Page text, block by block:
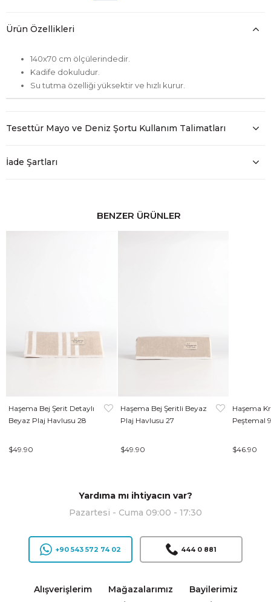
Ürün Özellikleri
140x70 cm ölçülerindedir.
Kadife dokuludur.
Su tutma özelliği yüksektir ve hızlı kurur.
Tesettür Mayo ve Deniz Şortu Kullanım Talimatları
İade Şartları
BENZER ÜRÜNLER
Haşema Bej Şerit Detaylı
Beyaz Plaj Havlusu 28
$49.90
Haşema Bej Şeritli Beyaz
Plaj Havlusu 27
$49.90
Haşema
Peştemal
$46.90
Yardıma mı ihtiyacın var?
Pazartesi - Cuma 09:00 - 17:30
+90 543 572 74 02 444 0 881
Alışverişlerim Mağazalarımız
Bayilerimiz